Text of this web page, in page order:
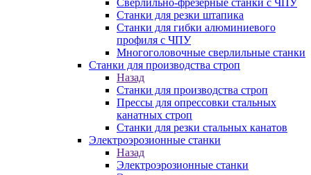
Сверлильно-фрезерные станки с ЧПУ
Станки для резки штапика
Станки для гибки алюминиевого
профиля с ЧПУ
Многоголовочные сверлильные станки
Станки для производства строп
Назад
Станки для производства строп
Прессы для опрессовки стальных
канатных строп
Станки для резки стальных канатов
Электроэрозионные станки
Назад
Электроэрозионные станки